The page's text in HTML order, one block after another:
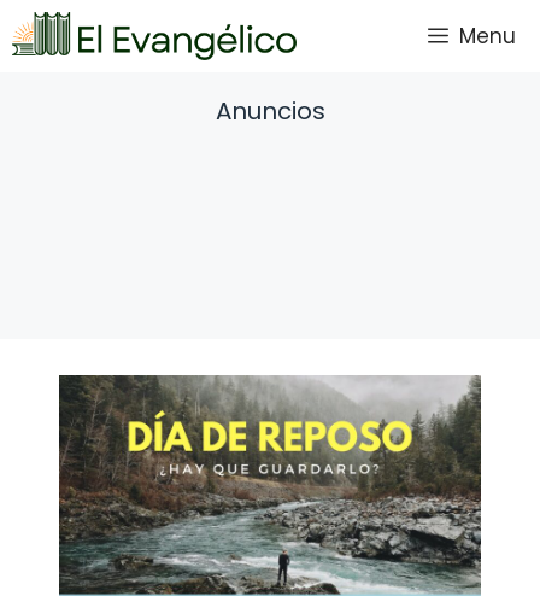
Saltar
al
Menu
Anuncios